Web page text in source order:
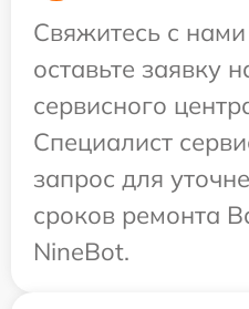
Свяжитесь с
оставьте заявку
сервисного
Специалист
запрос для
сроков ремонта
NineBot.